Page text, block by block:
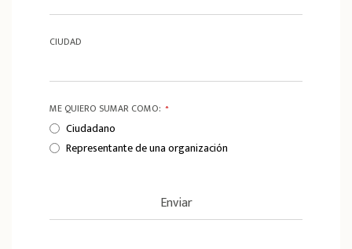
CIUDAD
ME QUIERO SUMAR COMO: *
Ciudadano
Representante de una organización
Enviar